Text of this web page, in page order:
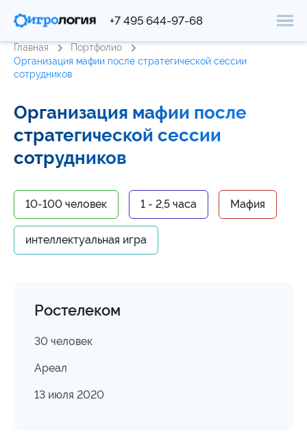
+7 495 644-97-68
Главная
Портфолио
Организация мафии после стратегической сессии
сотрудников
Организация мафии после
стратегической сессии
сотрудников
10-100 человек 1 - 2,5 часа Мафия
интеллектуальная игра
Ростелеком
30 человек
Ареал
13 июля 2020